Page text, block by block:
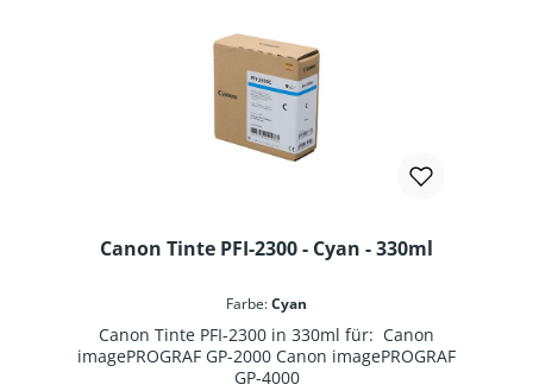
Canon Tinte PFI-2300 - Cyan - 330ml
Farbe:Cyan
Canon Tinte PFI-2300 in 330ml für: Canon
imagePROGRAF GP-2000 Canon imagePROGRAF
GP-4000